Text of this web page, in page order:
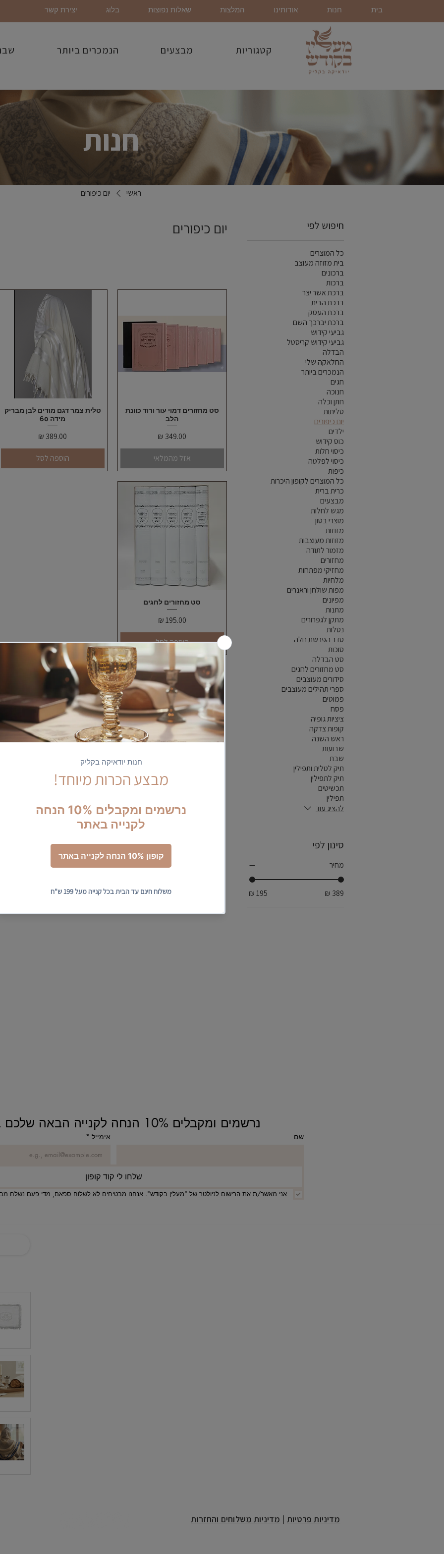
בית חנות אודותינו המלצות שאלות נפוצות בלוג יצירת קשר
קטגוריות מבצעים הנמכרים ביותר
חנות
ראשי יום כיפורים
חיפוש לפי
כל המוצרים
בית מזוזה מעוצב
ברכונים
ברכות
ברכת אשר יצר
ברכת הבית
ברכת העסק
ברכת יברכך השם
גביעי קידוש
גביעי קידוש קריסטל
הבדלה
החלאקה שלי
הנמכרים ביותר
חגים
חנוכה
חתן וכלה
טליתות
יום כיפורים
ילדים
כוס קידוש
כיסוי חלות
כיסוי לפלטה
כיפות
כל המוצרים לקופון היכרות
כרית ברית
מבצעים
מגש לחלות
מוצרי בטון
מזוזות
מזוזות מעוצבות
מזמור לתודה
מחזורים
מחזיקי מפתחות
מלחיות
מפות שולחן וראנרים
מפיונים
מתנות
מתקן לגפרורים
נטלות
סדר הפרשת חלה
סוכות
סט הבדלה
סט מחזורים לחגים
סידורים מעוצבים
ספרי תהילים מעוצבים
פמוטים
פסח
ציציות גופיה
קופות צדקה
ראש השנה
שבועות
שבת
תיק לטלית ותפילין
תיק לתפילין
תכשיטים
תפילין
להציג עוד
סינון לפי
מחיר
יום כיפורים
תצוגה מהירה
סט מחזורים דמוי עור ורוד כוונת
הלב
מחיר
אזל מהמלאי
תצוגה מהירה
טלית צמר דגם מודים לבן מבריק
מידה 60
מחיר
הוספה לסל
תצוגה מהירה
סט מחזורים לחגים
מחיר
הוספה לסל
נרשמים ומקבלים 10% הנחה לקנייה הבאה שלכם באתר!
שם אימייל *
שלחו לי קוד קופון
אני מאשר/ת את הרישום לניולטר של "מעלין בקודש". אנחנו מבטיחים לא לשלוח ספאם, מדי פעם נשלח
מדיניות פרטיות| מדיניות משלוחים והחזרות